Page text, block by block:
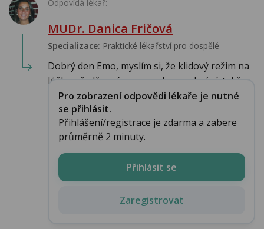
Odpovídá lékař:
MUDr. Danica Fričová
Specializace: Praktické lékařství pro dospělé
Dobrý den Emo, myslím si, že klidový režim na
lůžku předčasnému porodu nezabrání, takže...
Pro zobrazení odpovědi lékaře je nutné
se přihlásit.
Přihlášení/registrace je zdarma a zabere
průměrně 2 minuty.
Přihlásit se
Zaregistrovat